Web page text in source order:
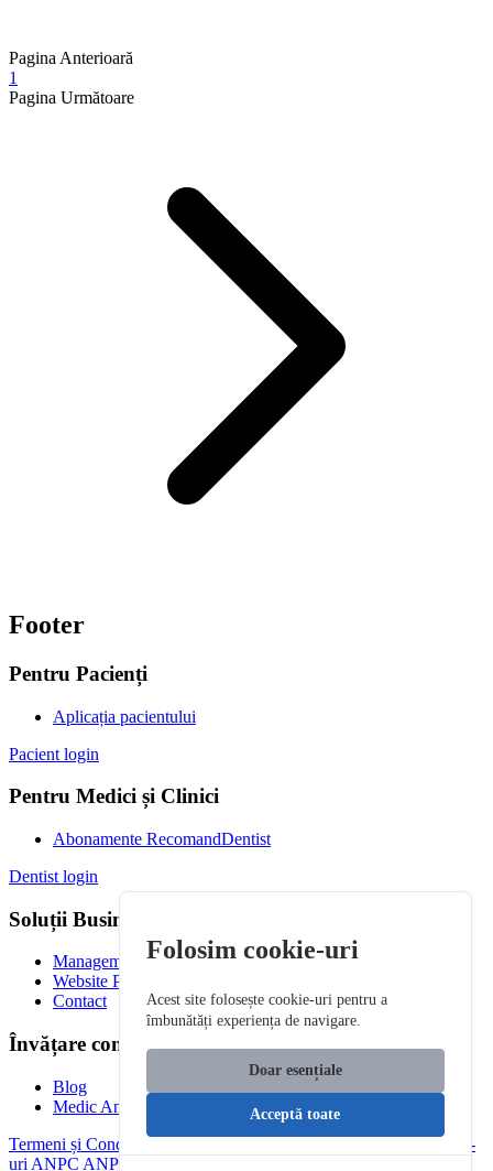
Pagina Anterioară
1
Pagina Următoare
Footer
Pentru Pacienți
Aplicația pacientului
Pacient login
Pentru Medici și Clinici
Abonamente RecomandDentist
Dentist login
Soluții Business
Management Clinică
Website Premium
Contact
Învățare continuă
Blog
Medic Antreprenor
Termeni și Condiții
Politica de Cookie-
uri ANPC ANPC SAL
Folosim cookie-uri
Acest site folosește cookie-uri pentru a
îmbunătăți experiența de navigare.
Doar esențiale
Acceptă toate